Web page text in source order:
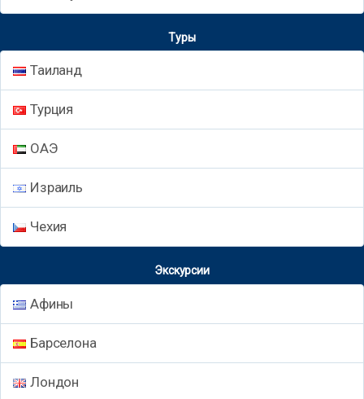
Туры
Таиланд
Турция
ОАЭ
Израиль
Чехия
Экскурсии
Афины
Барселона
Лондон